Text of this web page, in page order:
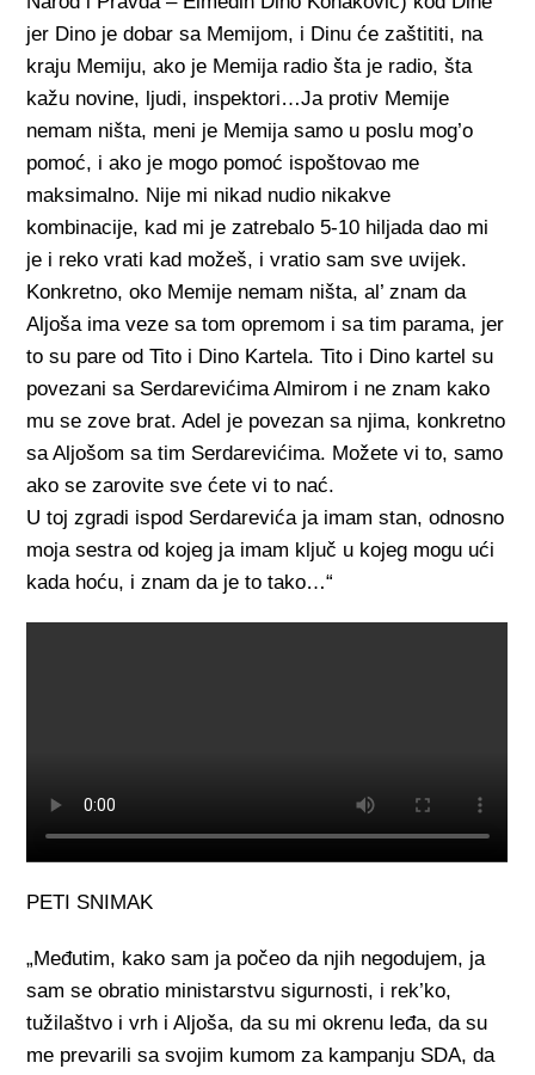
jer Dino je dobar sa Memijom, i Dinu će zaštititi, na
kraju Memiju, ako je Memija radio šta je radio, šta
kažu novine, ljudi, inspektori…Ja protiv Memije
nemam ništa, meni je Memija samo u poslu mog’o
pomoć, i ako je mogo pomoć ispoštovao me
maksimalno. Nije mi nikad nudio nikakve
kombinacije, kad mi je zatrebalo 5-10 hiljada dao mi
je i reko vrati kad možeš, i vratio sam sve uvijek.
Konkretno, oko Memije nemam ništa, al’ znam da
Aljoša ima veze sa tom opremom i sa tim parama, jer
to su pare od Tito i Dino Kartela. Tito i Dino kartel su
povezani sa Serdarevićima Almirom i ne znam kako
mu se zove brat. Adel je povezan sa njima, konkretno
sa Aljošom sa tim Serdarevićima. Možete vi to, samo
ako se zarovite sve ćete vi to nać.
U toj zgradi ispod Serdarevića ja imam stan, odnosno
moja sestra od kojeg ja imam ključ u kojeg mogu ući
kada hoću, i znam da je to tako…“
PETI SNIMAK
„Međutim, kako sam ja počeo da njih negodujem, ja
sam se obratio ministarstvu sigurnosti, i rek’ko,
tužilaštvo i vrh i Aljoša, da su mi okrenu leđa, da su
me prevarili sa svojim kumom za kampanju SDA, da